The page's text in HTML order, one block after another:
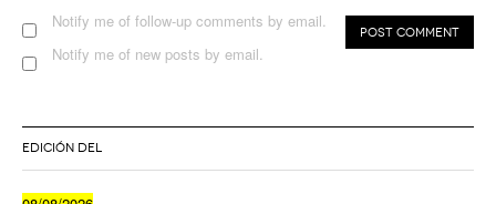
Notify me of follow-up comments by email.
Notify me of new posts by email.
EDICIÓN DEL